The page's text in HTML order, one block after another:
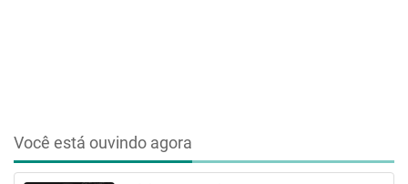
Você está ouvindo agora